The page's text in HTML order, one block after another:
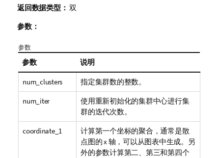
返回数据类型： 双
参数：
参数
参数 说明
num_clusters 指定集群数的整数。
num_iter
使用重新初始化的集群中心进行集
群的迭代次数。
coordinate_1
计算第一个坐标的聚合，通常是散
点图的 x 轴，可以从图表中生成。另
外的参数计算第二、第三和第四个